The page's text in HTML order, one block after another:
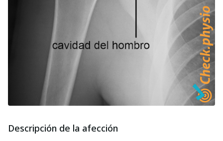
Descripción de la afección